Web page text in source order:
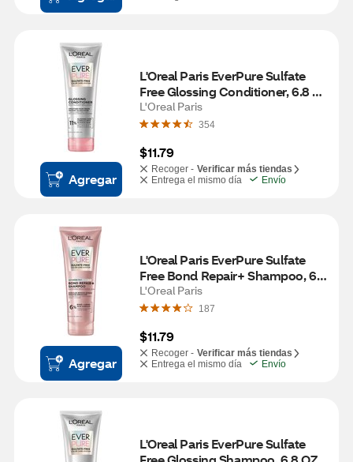
Agregar
L'Oreal Paris EverPure Sulfate
Free Glossing Conditioner, 6.8
OZ
L'Oreal Paris
354
$11.79
Recoger - Verificar más tiendas
Entrega el mismo día
Envío
Agregar
L'Oreal Paris EverPure Sulfate
Free Bond Repair+ Shampoo, 6.8
OZ
L'Oreal Paris
187
$11.79
Recoger - Verificar más tiendas
Entrega el mismo día
Envío
L'Oreal Paris EverPure Sulfate